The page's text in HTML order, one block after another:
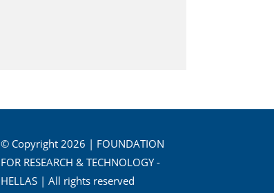
© Copyright 2026 | FOUNDATION
FOR RESEARCH & TECHNOLOGY -
HELLAS | All rights reserved